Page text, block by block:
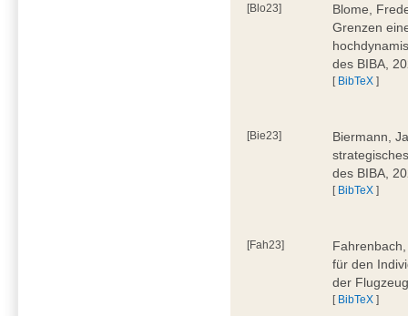
[Blo23]
Blome,
Grenzen
des BIBA,
[ BibTeX ]
[Bie23]
Biermann,
des BIBA,
[ BibTeX ]
[Fah23]
für den
der
[ BibTeX ]